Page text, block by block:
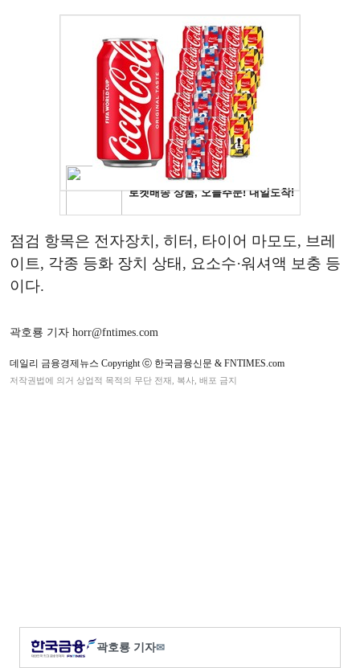
점검 항목은 전자장치, 히터, 타이어 마모도, 브레
이트, 각종 등화 장치 상태, 요소수·워셔액 보충 등
이다.
곽호룡 기자 horr@fntimes.com
데일리 금융경제뉴스 Copyright ⓒ 한국금융신문 & FNTIMES.com
저작권법에 의거 상업적 목적의 무단 전재, 복사, 배포 금지
곽호룡 기자✉